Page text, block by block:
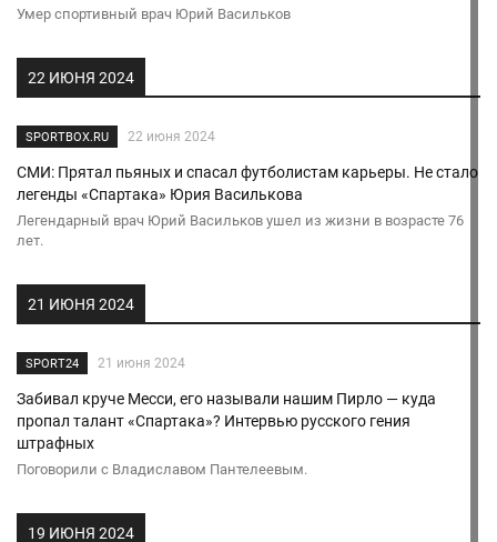
Умер спортивный врач Юрий Васильков
22 ИЮНЯ 2024
SPORTBOX.RU 22 июня 2024
СМИ: Прятал пьяных и спасал футболистам карьеры. Не стало
легенды «Спартака» Юрия Василькова
Легендарный врач Юрий Васильков ушел из жизни в возрасте 76
лет.
21 ИЮНЯ 2024
SPORT24 21 июня 2024
Забивал круче Месси, его называли нашим Пирло — куда
пропал талант «Спартака»? Интервью русского гения
штрафных
Поговорили с Владиславом Пантелеевым.
19 ИЮНЯ 2024